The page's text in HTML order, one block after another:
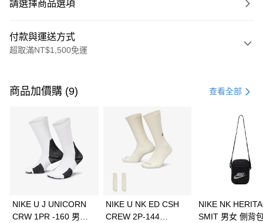
請選擇商品選項
付款與運送方式
超取滿NT$1,500免運
信用卡一次付款
3 期 0 利率 每期 21家銀行
合作金庫商業銀行
第一商業銀行
華南商業銀行
彰化商業銀行
上海商業儲蓄銀行
Apple Pay
全盈+PAY
商品加價購 (9) 查看全部
NIKE U J UNICORN
CRW 1PR -160 男女
NIKE U NK ED CSH
CREW 2P-144
NIKE NK
SMIT 男女 側背